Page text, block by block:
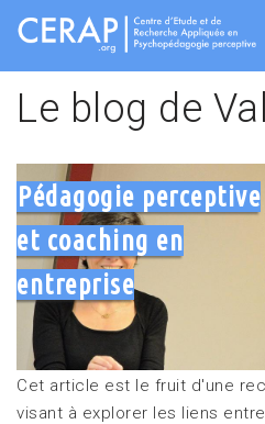
Aller
contenu
principal
Le blog de
Pédagogie perceptive
et coaching en
entreprise
Cet article est le fruit d'une
visant à explorer les liens